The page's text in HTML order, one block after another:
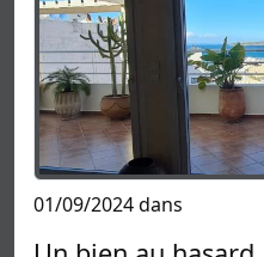
01/09/2024 dans